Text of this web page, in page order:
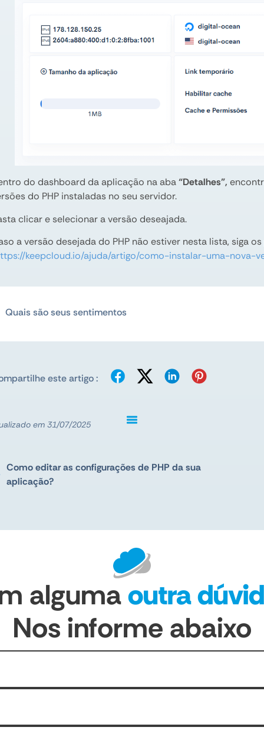
do dashboard da aplicação na aba“Detalhes”,
do PHP instaladas no seu servidor.
clicar e selecionar a versão deseajada.
a versão desejada do PHP não estiver nesta lista, siga
keepcloud.io/ajuda/artigo/como-instalar-uma-nova-
Quais são seus sentimentos
este artigo :
em 31/07/2025
Como editar as configurações de PHP da sua
aplicação?
algumaoutra
Nos informe abaixo